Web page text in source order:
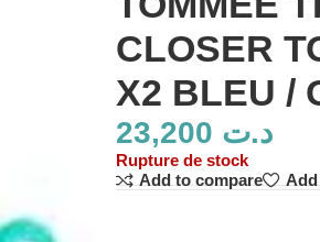
CLOSER
X2 BLEU /
د.ت
Rupture de stock
Add to compare